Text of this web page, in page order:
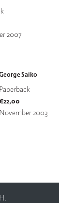
2007
Saiko
Paperback
22,00
November 2003